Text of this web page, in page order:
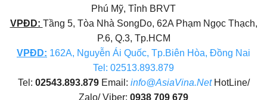
Phú Mỹ, Tỉnh BRVT
VPĐD: Tầng 5, Tòa Nhà SongDo, 62A Phạm Ngọc Thạch,
P.6, Q.3, Tp.HCM
VPĐD: 162A, Nguyễn Ái Quốc, Tp.Biên Hòa, Đồng Nai
Tel: 02513.893.879
Tel: 02543.893.879Email: info@AsiaVina.NetHotLine/
Zalo/ Viber: 0938 709 679